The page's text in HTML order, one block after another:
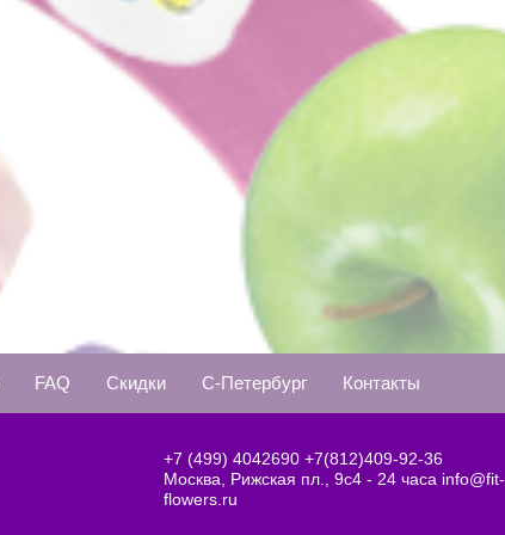
FAQ Скидки С-Петербург Контакты
+7 (499) 4042690 +7(812)409-92-36
Москва, Рижская пл., 9с4 - 24 часа info@fit-
flowers.ru